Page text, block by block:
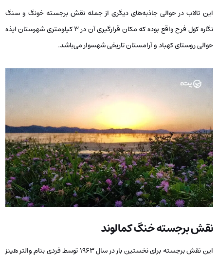
این تالاب در حوالی جاذبه‌های دیگری از جمله نقش برجسته خونگ و سنگ
نگاره کول فرح واقع بوده که مکان قرارگیری آن در 3 کیلومتری شهرستان ایذه
حوالی روستای کهباد و آرامستان تاریخی شهسوار می‌باشد.
نقش برجسته خنگ کمالوند
این نقش برجسته برای نخستین‌ بار در سال 1963 توسط فردی بنام والتر هینز